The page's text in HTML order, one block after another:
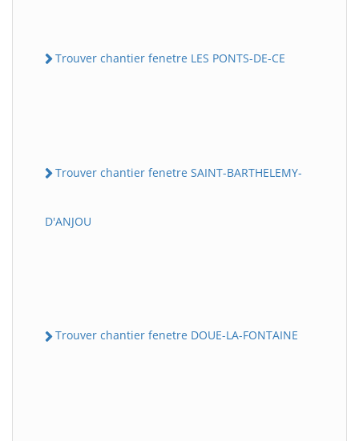
Trouver chantier fenetre LES PONTS-DE-CE
Trouver chantier fenetre SAINT-BARTHELEMY-
D'ANJOU
Trouver chantier fenetre DOUE-LA-FONTAINE